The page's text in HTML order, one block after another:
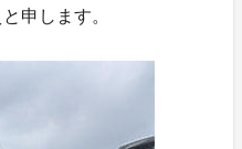
申します。